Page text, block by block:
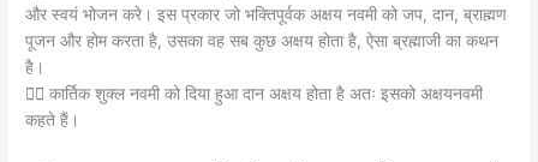
और स्वयं भोजन करे। इस प्रकार जो भक्तिपूर्वक अक्षय नवमी को जप, दान, ब्राह्मण
पूजन और होम करता है, उसका वह सब कुछ अक्षय होता है, ऐसा ब्रह्माजी का कथन
है।
👉🏻 कार्तिक शुक्ल नवमी को दिया हुआ दान अक्षय होता है अतः इसको अक्षयनवमी
कहते हैं।